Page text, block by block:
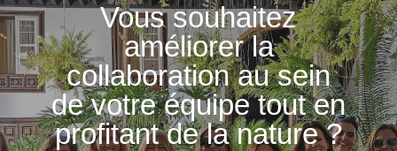
Vous souhaitez
améliorer la
collaboration au sein
de votre équipe tout en
profitant de la nature ?